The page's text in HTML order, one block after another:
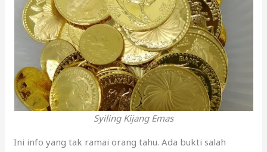
Syiling Kijang Emas
Ini info yang tak ramai orang tahu. Ada bukti salah
seorang penyimpan syiling Kijang Emas yang tak boleh
nak jual kembali di Maybank sebab seal nya telah
dibuka.